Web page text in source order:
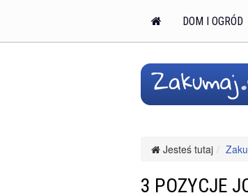
DOM I OGRÓD
Jesteś tutaj
3 POZYCJE